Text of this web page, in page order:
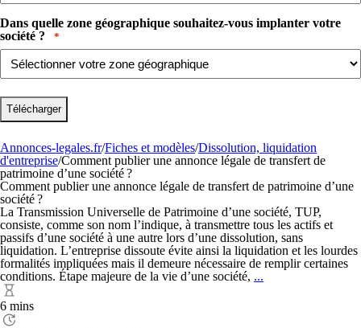
Dans quelle zone géographique souhaitez-vous implanter votre
société ? ​ ​
*
Annonces-legales.fr/Fiches et modèles/Dissolution, liquidation
d'entreprise/Comment publier une annonce légale de transfert de
patrimoine d’une société ?
Comment publier une annonce légale de transfert de patrimoine d’une
société ?
La Transmission Universelle de Patrimoine d’une société, TUP,
consiste, comme son nom l’indique, à transmettre tous les actifs et
passifs d’une société à une autre lors d’une dissolution, sans
liquidation. L’entreprise dissoute évite ainsi la liquidation et les lourdes
formalités impliquées mais il demeure nécessaire de remplir certaines
conditions. Étape majeure de la vie d’une société, ...
6 mins